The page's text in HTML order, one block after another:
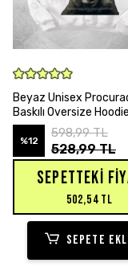
Beyaz Unisex
Baskılı Oversize Hoodie
Sweatshirt
%12
598,99 TL
528,99 TL
SEPETTEKI
502,54 TL
SEPETE